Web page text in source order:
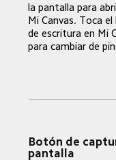
la pantalla para
Mi Canvas. Toca
de escritura en Mi
para cambiar de
Botón de
pantalla